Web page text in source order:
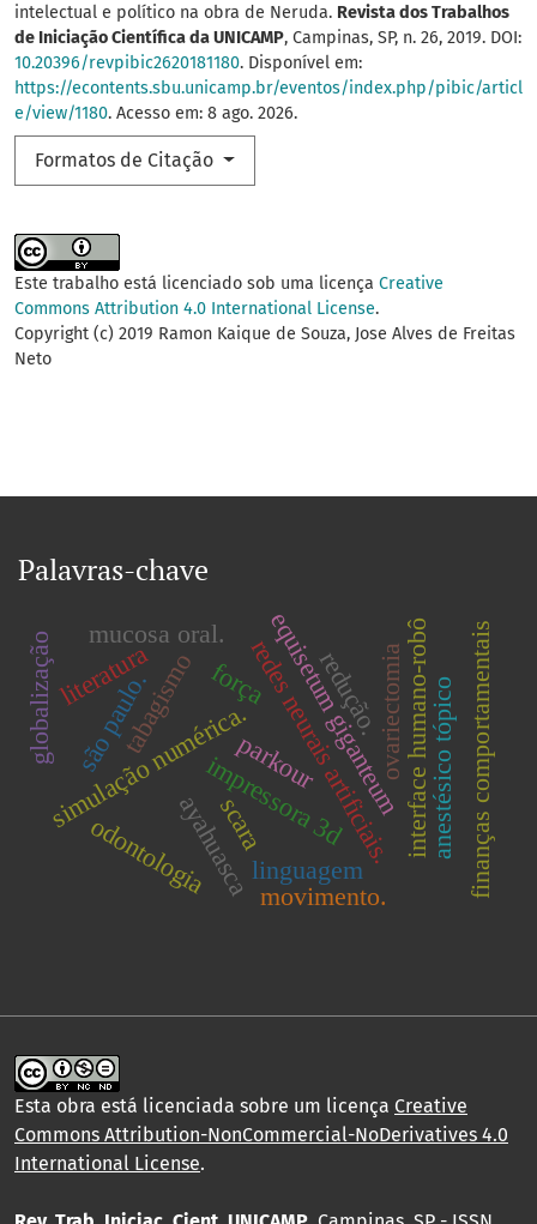
intelectual e político na obra de Neruda. Revista dos Trabalhos
de Iniciação Científica da UNICAMP, Campinas, SP, n. 26, 2019. DOI:
10.20396/revpibic2620181180. Disponível em:
https://econtents.sbu.unicamp.br/eventos/index.php/pibic/articl
e/view/1180. Acesso em: 8 ago. 2026.
Formatos de Citação
Este trabalho está licenciado sob uma licença Creative
Commons Attribution 4.0 International License.
Copyright (c) 2019 Ramon Kaique de Souza, Jose Alves de Freitas
Neto
Palavras-chave
impressora 3d
scara
simulação numérica.equisetum giganteum
ovariectomiainterface humano-robô
redes neurais artificiais.
ayahuasca
tabagismo redução.
força
movimento.
anestésico tópico
odontologia
mucosa oral.
parkour
são paulo. finanças comportamentais
literatura
globalização
linguagem
Esta obra está licenciada sobre um licença Creative
Commons Attribution-NonCommercial-NoDerivatives 4.0
International License.